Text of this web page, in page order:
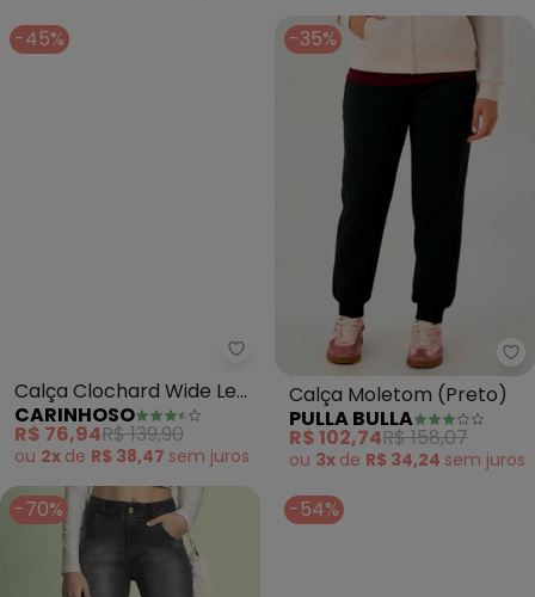
-45%
Carinhoso - Calça Clochard
Calça Clochard Wide Leg
(Marrom)
CARINHOSO
R$ 76,94R$ 139,90
ou 2x de R$ 38,47 semjuros
-35%
Calça Moletom (Preto)
PULLA BULLA
R$ 102,74R$ 158,07
ou 3x de R$ 34,24 sem juros
-70% -54%